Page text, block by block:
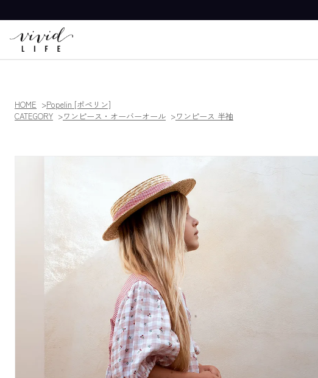
HOME
Popelin [ポペリン]
CATEGORY
ワンピース・オーバーオール ワンピース 半袖